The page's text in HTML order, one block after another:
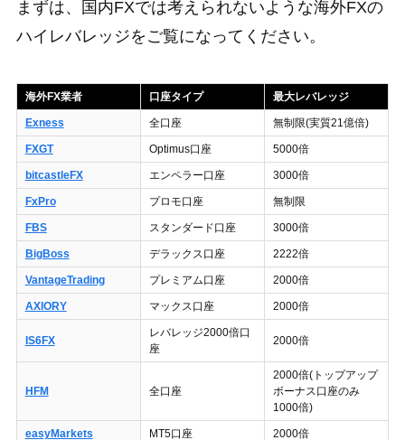
まずは、国内FXでは考えられないような海外FXの
ハイレバレッジをご覧になってください。
海外FX業者 口座タイプ 最大レバレッジ
Exness 全口座 無制限(実質21億倍)
FXGT Optimus口座 5000倍
bitcastleFX エンペラー口座 3000倍
FxPro プロモ口座 無制限
FBS スタンダード口座 3000倍
BigBoss デラックス口座 2222倍
VantageTrading プレミアム口座 2000倍
AXIORY マックス口座 2000倍
IS6FX
レバレッジ2000倍口
座
2000倍
HFM 全口座
2000倍(トップアップ
ボーナス口座のみ
1000倍)
easyMarkets MT5口座 2000倍